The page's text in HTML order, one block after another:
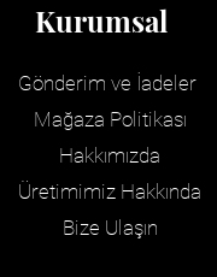
Kurumsal
Gönderim ve İadeler
Mağaza Politikası
Hakkımızda
Üretimimiz Hakkında
Bize Ulaşın